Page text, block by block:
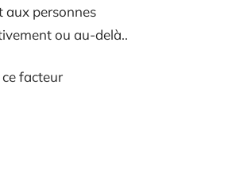
aux personnes
ou au-delà..
facteur